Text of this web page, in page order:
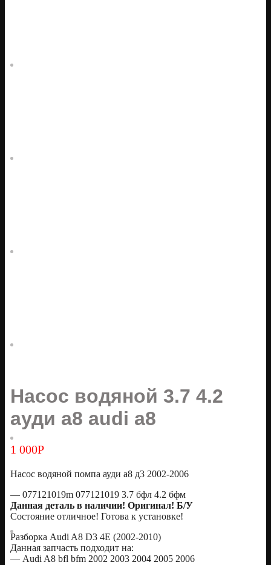
Насос водяной 3.7 4.2
ауди а8 audi a8
1 000Р
Насос водяной помпа ауди а8 д3 2002-2006
— 077121019m 077121019 3.7 бфл 4.2 бфм
Данная деталь в наличии! Оригинал! Б/У
Состояние отличное! Готова к установке!
Разборка Audi A8 D3 4E (2002-2010)
Данная запчасть подходит на:
— Audi A8 bfl bfm 2002 2003 2004 2005 2006